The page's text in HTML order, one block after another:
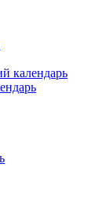
календарь